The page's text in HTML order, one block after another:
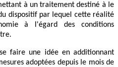
à un traitement destiné à le
dispositif par lequel cette réalité
à l'égard des conditions
faire une idée en additionnant
adoptées depuis le mois de